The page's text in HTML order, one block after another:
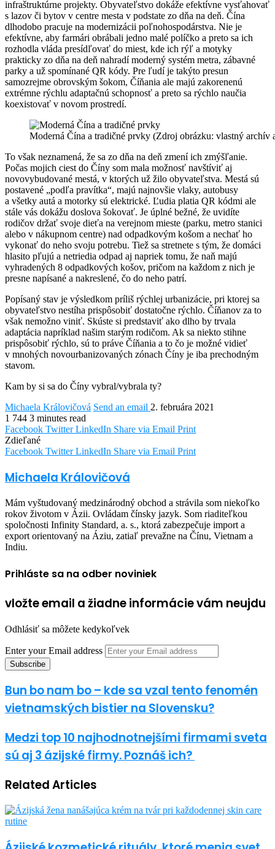
infraštruktúrne projekty. Obyvateľstvo dokáže efektívne vysťahovať
s lazov či bytov v centre mesta v podstate zo dňa na deň. Čína
dlhodobo pracuje na modernizácii poľnohospodárstva. Nie je
efektívne, aby farmári obrábali jedno malé políčko a preto sa ich
rozhodla vláda presídľovať do miest, kde ich rýľ a motyky
prakticky zo dňa na deň nahradí moderný systém metra, zábavné
parky a už spomínané QR kódy. Pre ľudí je takýto presun
samozrejme obrovským šokom, Číňania ale majú zakorenenú
extrémne rýchlu adaptačnú schopnosť a preto sa rýchlo naučia
koexistovať v novom prostredí.
Moderná Čína a tradičné prvky (Zdroj obrázku: vlastný archív
To však neznamená, že sa zo dňa na deň zmení ich zmýšľanie.
Počas mojich ciest do Číny som mala možnosť navštíviť aj
novovybudované mestá, v ktorých už žilo obyvateľstva. Mestá sú
postavené „podľa pravítka“, majú najnovšie vlaky, autobusy
a všetky autá a motorky sú elektrické. Ľudia platia QR kódmi ale
stále vás dokážu doslova šokovať. Je úplné bežné, že uvidíte
rodičov držať svoje dieťa na verejnom mieste (parku, metro stanici
alebo v nákupnom centre) nad odpadkovým košom a nechať ho
vykonať do neho svoju potrebu. Tiež sa stretnete s tým, že domáci
hlasito pľujú a netriedia odpad aj napriek tomu, že naň majú
vyhradených 8 odpadkových košov, pričom na každom z nich je
presne napísané a nakreslené, čo do neho patrí.
Popísaný stav je výsledkom príliš rýchlej urbanizácie, pri ktorej sa
obyvateľstvo nestíha prispôsobiť dostatočne rýchlo. Číňanov za to
však nemožno viniť. Skúste si predstaviť ako dlho by trvala
adaptácia napríklad našim starým rodičom. Ak sa niekto stihne
prispôsobiť rýchlo, sú to práve Číňania a to čo je možné vidieť
v mnohých novourbanizovaných zónach Číny je iba prechodným
stavom.
Kam by si sa do Číny vybral/vybrala ty?
Michaela Královičová Send an email 2. februára 2021
1 744 3 minutes read
Facebook Twitter LinkedIn Share via Email Print
Zdieľané
Facebook Twitter LinkedIn Share via Email Print
Michaela Královičová
Mám vyštudovaný medzinárodný obchod a strávila som niekoľko
rokov životom v Ázii. Ovládam čínsky jazyk. Som riaditeľkou
spoločnosti Infinity Standard, a. s., ktorá zabezpečuje import a
export orientovaný na Áziu, zatiaľ prevažne na Čínu, Vietnam a
Indiu.
Prihláste sa na odber noviniek
vložte email a žiadne informácie vám neujdu
Odhlásiť sa môžete kedykoľvek
Enter your Email address
Bun bo nam bo – kde sa vzal tento fenomén
vietnamských bistier na Slovensku?
Medzi‌ ‌top‌ ‌10‌ ‌najhodnotnejšími‌ ‌firmami‌ ‌sveta‌
‌sú‌ ‌aj‌ ‌3‌ ‌ázijské‌ ‌firmy.‌ ‌Poznáš‌ ‌ich?‌ ‌
Related Articles